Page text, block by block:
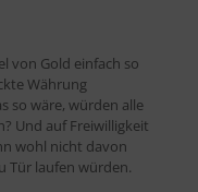
von Gold einfach so
Währung
so wäre, würden alle
Und auf Freiwilligkeit
wohl nicht davon
Tür laufen würden.